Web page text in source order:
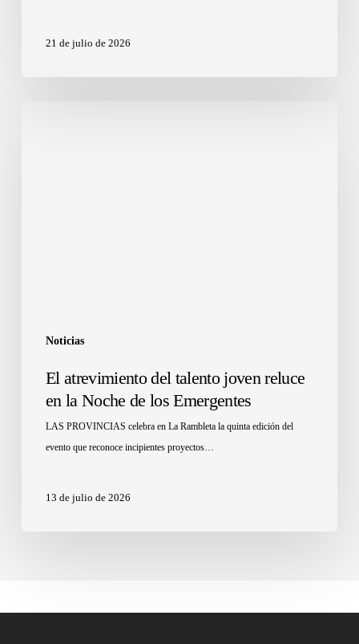
21 de julio de 2026
Noticias
El atrevimiento del talento joven reluce
en la Noche de los Emergentes
LAS PROVINCIAS celebra en La Rambleta la quinta edición del
evento que reconoce incipientes proyectos…
13 de julio de 2026